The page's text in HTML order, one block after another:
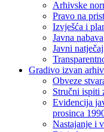
Arhivske
Pravo na
Izvješća i
Javna nabava
Javni
Gradivo izvan
Obveze
Stručni ispiti
Evidencija
prosinca
Nastajanje i